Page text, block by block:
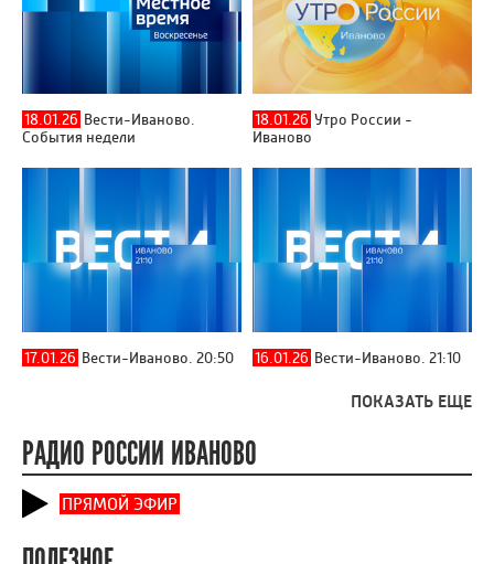
18.01.26 Вести-Иваново.
События недели
18.01.26 Утро России -
Иваново
17.01.26 Вести-Иваново. 20:50 16.01.26 Вести-Иваново. 21:10
ПОКАЗАТЬ ЕЩЕ
РАДИО РОССИИ ИВАНОВО
ПРЯМОЙ ЭФИР